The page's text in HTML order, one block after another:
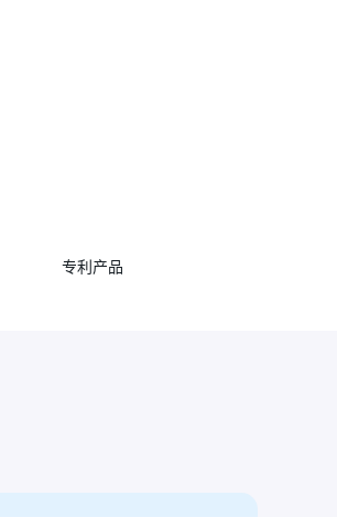
专利产品